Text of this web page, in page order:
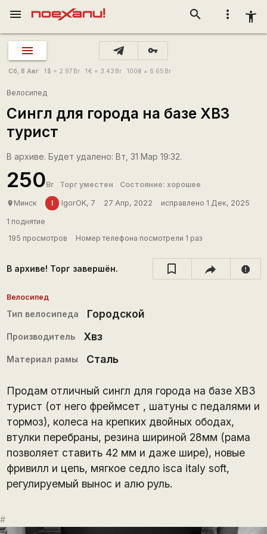
more_vert accessibility_new
search
menu
vpn_key
Сб, 8 Авг 1 $ = 2.97 Br 1€ = 3.43 Br 100₴ = 6.65 Br
Велосипед
Сингл для города на базе ХВЗ
турист
В архиве. Будет удалено: Вт, 31 Мар 19:32.
250Br Торг уместен Состояние: хорошее
place Минск I IgorOK, 7 27 Апр, 2022 исправлено 1 Дек, 2025
1 поднятие
195 просмотров
Номер телефона посмотрели 1 раз
В архиве! Торг завершён. report
Велосипед
Тип велосипеда Городской
Производитель Хвз
Материал рамы Сталь
Продам отличный сингл для города на базе ХВЗ
турист (от него фреймсет , шатуны с педалями и
тормоз), колеса на крепких двойных ободах,
втулки перебраны, резина шириной 28мм (рама
позволяет ставить 42 мм и даже шире), новые
фривилл и цепь, мягкое седло isca italy soft,
регулируемый вынос и алю руль.
#